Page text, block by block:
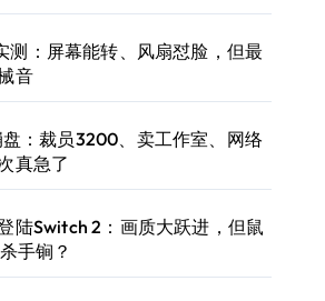
测：屏幕能转、风扇怼脸，但最
音
：裁员3200、卖工作室、网络
真急了
陆Switch 2：画质大跃进，但鼠
手锏？